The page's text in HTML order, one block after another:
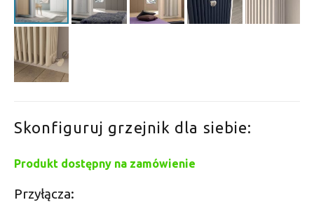
Skonfiguruj grzejnik dla siebie:
Produkt dostępny na zamówienie
Przyłącza: